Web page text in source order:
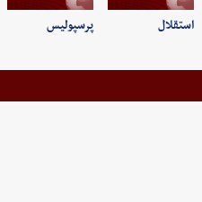
استقلال پرسپولیس